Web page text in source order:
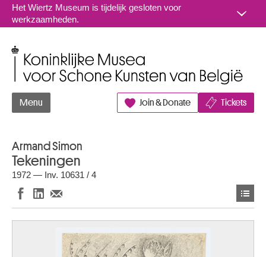
Naar inhoud
Het Wiertz Museum is tijdelijk gesloten voor
werkzaamheden.
Menu Join & Donate Tickets
Armand Simon
Tekeningen
1972 — Inv. 10631 / 4